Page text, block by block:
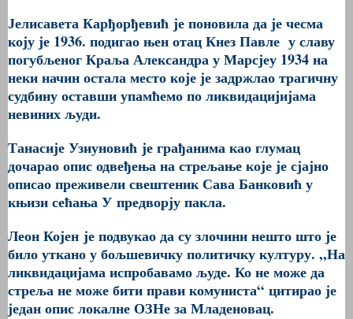
Јелисавета Карђорђевић је поновила да је чесма
коју је 1936. подигао њен отац Кнез Павле у славу
погубљеног Краља Александра у Марсјеу 1934 на
неки начин остала место које је задржлао трагичну
судбину оставши упамћемо по ликвидацијијама
невиних људи.
Танасије Узиуновић је грађанима као глумац
дочарао опис одвеђења на стрељање које је сјајно
описао преживели свештеник Сава Банковић у
књизи сећања У предворју пакла.
Леон Којен је подвукао да су злочини нешто што је
било уткано у бољшевичку политичку културу. ,,На
ликвидацијама испробавамо људе. Ко не може да
стреља не може бити прави комуниста“ цитирао је
један опис локалне ОЗНе за Младеновац.